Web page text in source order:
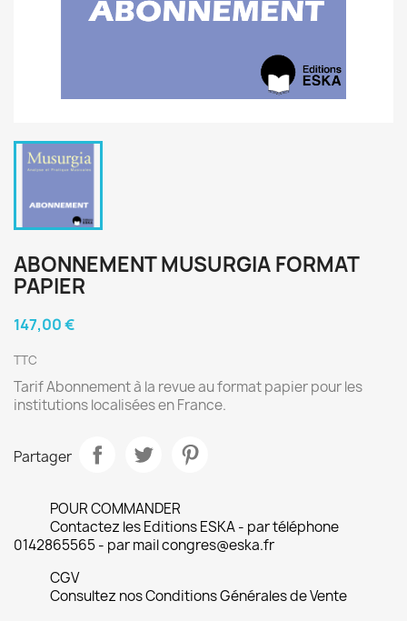
ABONNEMENT MUSURGIA FORMAT
PAPIER
147,00 €
TTC
Tarif Abonnement à la revue au format papier pour les
institutions localisées en France.
Partager
POUR COMMANDER
Contactez les Editions ESKA - par téléphone
0142865565 - par mail congres@eska.fr
CGV
Consultez nos Conditions Générales de Vente